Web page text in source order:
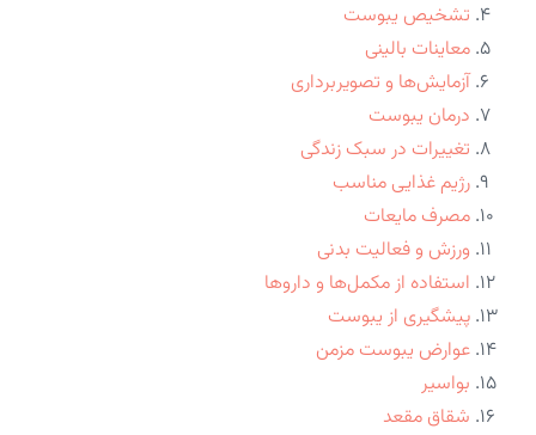
تشخیص یبوست
معاینات بالینی
آزمایش‌ها و تصویربرداری
درمان یبوست
تغییرات در سبک زندگی
رژیم غذایی مناسب
مصرف مایعات
ورزش و فعالیت بدنی
استفاده از مکمل‌ها و داروها
پیشگیری از یبوست
عوارض یبوست مزمن
بواسیر
شقاق مقعد